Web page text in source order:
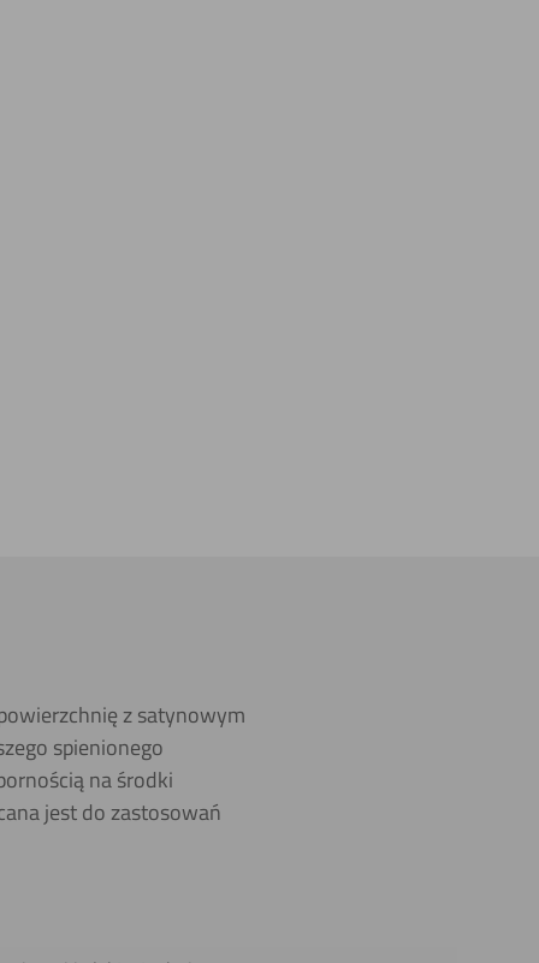
z satynowym
spienionego
na środki
jest do zastosowań